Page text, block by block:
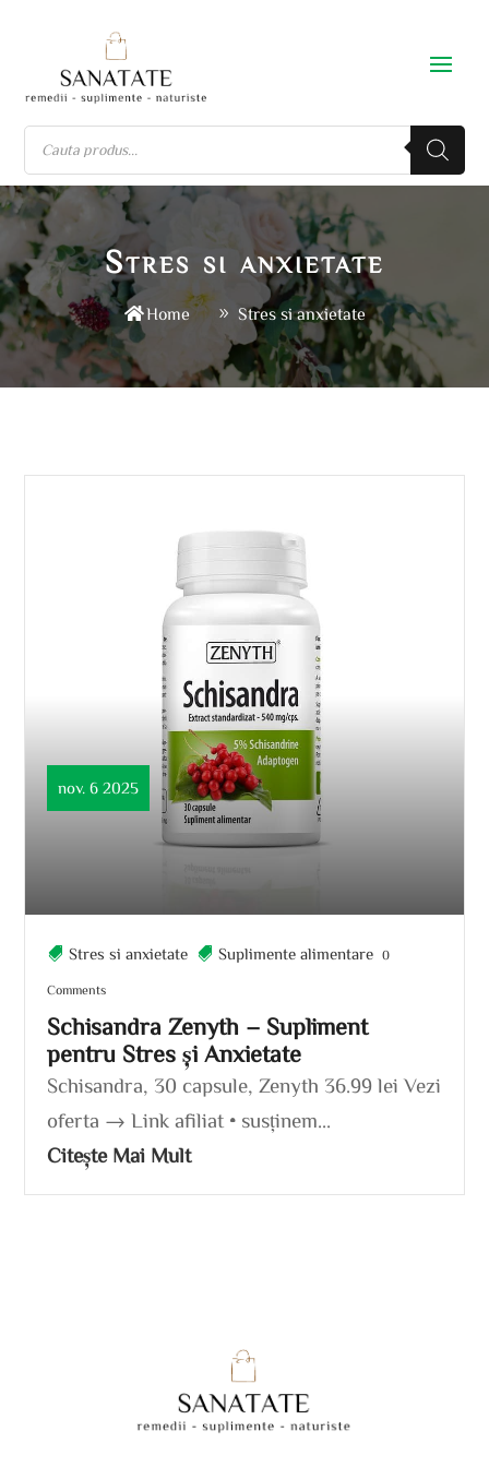
Stres si anxietate
Home Stres si anxietate
Schisandra Zenyth – Supliment
pentru Stres și Anxietate
nov. 6 2025
Stres si anxietate Suplimente alimentare 0
Comments
Schisandra, 30 capsule, Zenyth 36.99 lei Vezi
oferta → Link afiliat • susținem...
Citește Mai Mult